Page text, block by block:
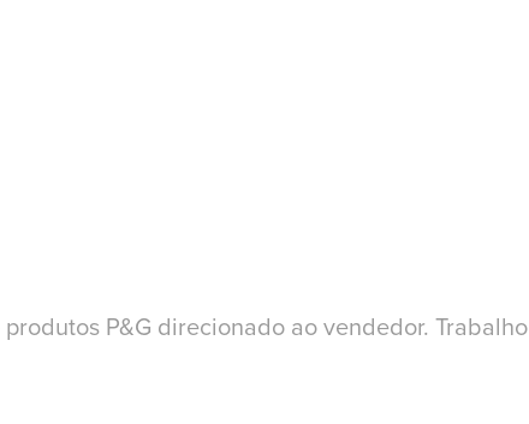
P&G direcionado ao vendedor. Trabalho